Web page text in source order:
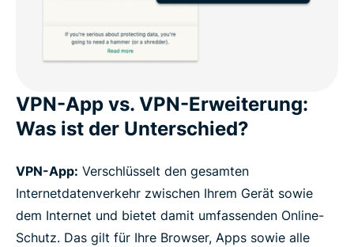
VPN-App vs. VPN-Erweiterung:
Was ist der Unterschied?
VPN-App: Verschlüsselt den gesamten
Internetdatenverkehr zwischen Ihrem Gerät sowie
dem Internet und bietet damit umfassenden Online-
Schutz. Das gilt für Ihre Browser, Apps sowie alle